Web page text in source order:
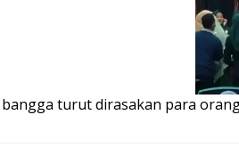
turut dirasakan para